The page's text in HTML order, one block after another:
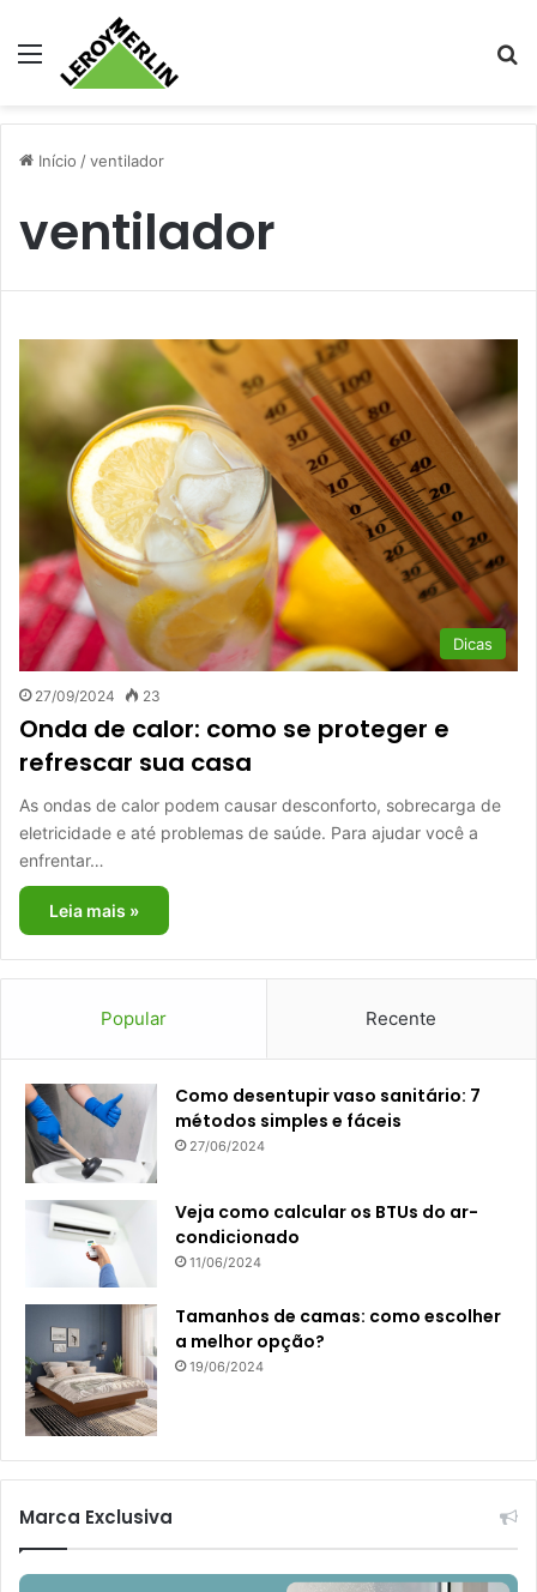
Menu
Início /ventilador
ventilador
Dicas
27/09/2024 23
Onda de calor: como se proteger e
refrescar sua casa
As ondas de calor podem causar desconforto, sobrecarga de
eletricidade e até problemas de saúde. Para ajudar você a
enfrentar…
Leia mais »
Popular Recente
Como desentupir vaso sanitário: 7
métodos simples e fáceis
27/06/2024
Veja como calcular os BTUs do ar-
condicionado
11/06/2024
Tamanhos de camas: como escolher
a melhor opção?
19/06/2024
Marca Exclusiva